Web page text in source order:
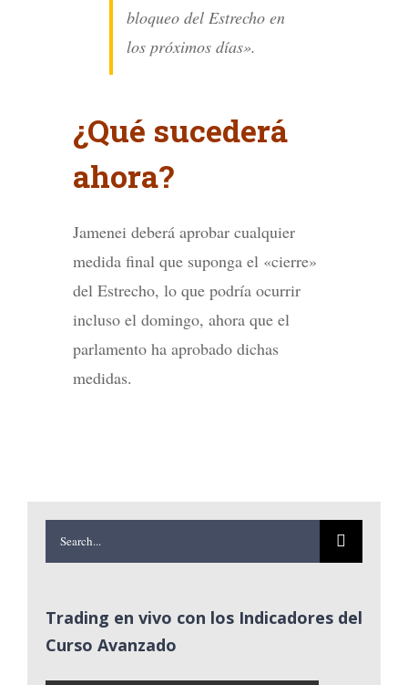
bloqueo del Estrecho en
los próximos días».
¿Qué sucederá
ahora?
Jamenei deberá aprobar cualquier
medida final que suponga el «cierre»
del Estrecho, lo que podría ocurrir
incluso el domingo, ahora que el
parlamento ha aprobado dichas
medidas.
Search
for:
Trading en vivo con los Indicadores del
Curso Avanzado